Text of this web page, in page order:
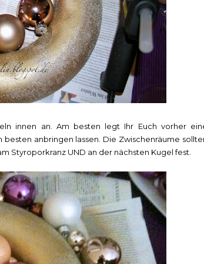
innen an. Am besten legt Ihr Euch vorher
anbringen lassen. Die Zwischenräume
Styroporkranz UND an der nächsten Kugel fest.